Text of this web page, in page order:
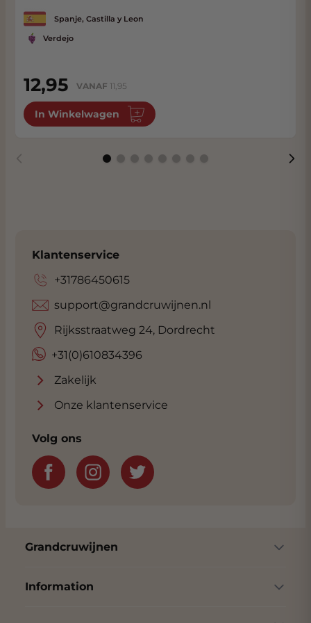
hebben Belondrade en Lurton gekozen voor
modern wijn maken.
Spanje, Castilla y Leon
Verdejo
12,95 VANAF 11,95
In Winkelwagen
Klantenservice
+31786450615
+31(0)610834396
support@grandcruwijnen.nl
Rijksstraatweg 24, Dordrecht
Zakelijk
Onze klantenservice
Volg ons
Grandcruwijnen
Information